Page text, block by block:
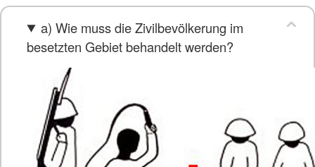
a) Wie muss die Zivilbevölkerung im
besetzten Gebiet behandelt werden?